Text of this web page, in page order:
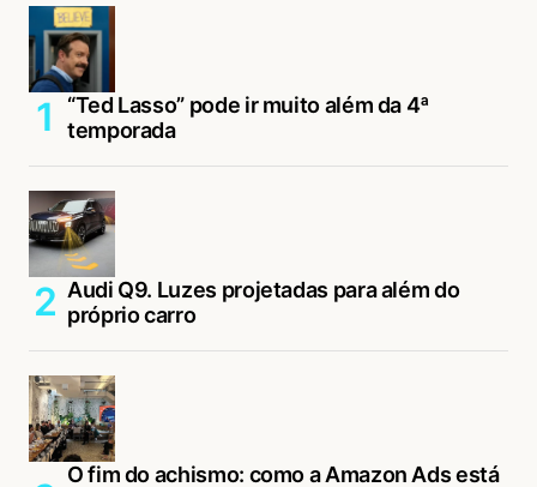
“Ted Lasso” pode ir muito além da 4ª
temporada
Audi Q9. Luzes projetadas para além do
próprio carro
O fim do achismo: como a Amazon Ads está